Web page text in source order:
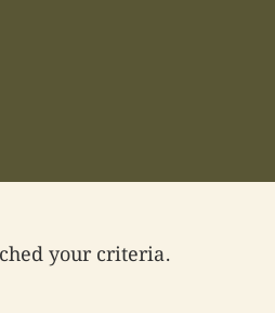
your criteria.